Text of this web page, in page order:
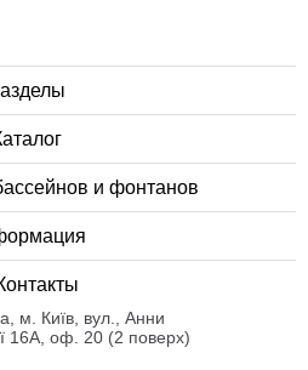
и фонтанов
м. Київ, вул., Анни
16А, оф. 20 (2 поверх)